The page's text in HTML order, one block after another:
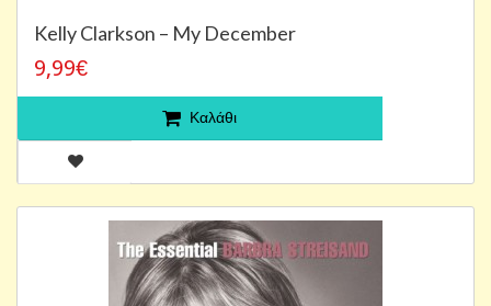
Kelly Clarkson – My December
9,99€
Καλάθι